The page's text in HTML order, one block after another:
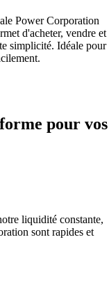
Power Corporation
d'acheter, vendre et
simplicité. Idéale pour
pour vos
liquidité constante,
sont rapides et